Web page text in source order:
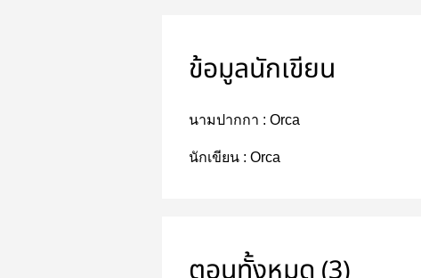
ข้อมูลนักเขียน
นามปากกา : Orca
นักเขียน : Orca